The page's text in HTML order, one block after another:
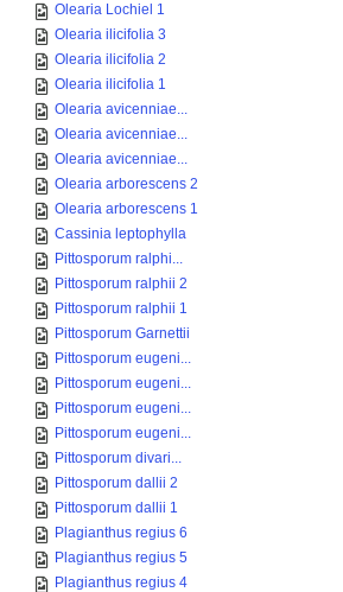
Olearia Lochiel 1
Olearia ilicifolia 3
Olearia ilicifolia 2
Olearia ilicifolia 1
Olearia avicenniae...
Olearia avicenniae...
Olearia avicenniae...
Olearia arborescens 2
Olearia arborescens 1
Cassinia leptophylla
Pittosporum ralphi...
Pittosporum ralphii 2
Pittosporum ralphii 1
Pittosporum Garnettii
Pittosporum eugeni...
Pittosporum eugeni...
Pittosporum eugeni...
Pittosporum eugeni...
Pittosporum divari...
Pittosporum dallii 2
Pittosporum dallii 1
Plagianthus regius 6
Plagianthus regius 5
Plagianthus regius 4